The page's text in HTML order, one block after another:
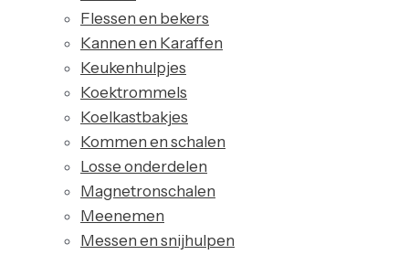
Flessen en bekers
Kannen en Karaffen
Keukenhulpjes
Koektrommels
Koelkastbakjes
Kommen en schalen
Losse onderdelen
Magnetronschalen
Meenemen
Messen en snijhulpen